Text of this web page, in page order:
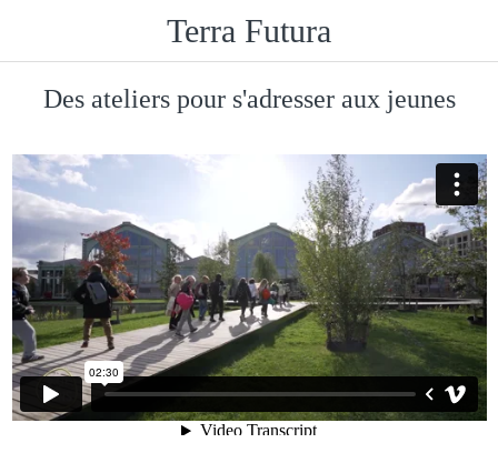
Terra Futura
Des ateliers pour s'adresser aux jeunes